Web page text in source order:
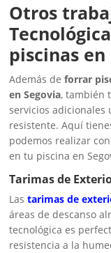
Otros
piscinas en
Además deforrar
en Segovia, también
servicios
resistente. Aquí
podemos realizar con
en tu piscina en
Tarimas de
Lastarimas de
áreas de descanso
tecnológica es
resistencia a la